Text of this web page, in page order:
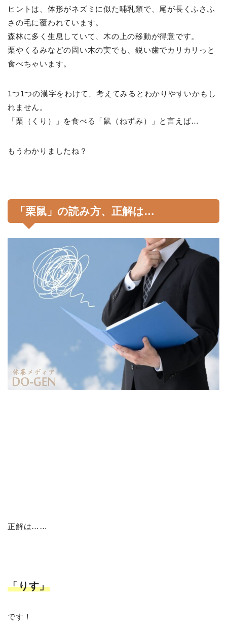
ヒントは、体形がネズミに似た哺乳類で、尾が長くふさふ
さの毛に覆われています。
森林に多く生息していて、木の上の移動が得意です。
栗やくるみなどの固い木の実でも、鋭い歯でカリカリっと
食べちゃいます。
1つ1つの漢字をわけて、考えてみるとわかりやすいかもし
れません。
「栗（くり）」を食べる「鼠（ねずみ）」と言えば…
もうわかりましたね？
「栗鼠」の読み方、正解は…
正解は……
「りす」
です！